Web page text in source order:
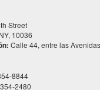
Street
10036
Calle 44, entre las Avenidas
8844
2480